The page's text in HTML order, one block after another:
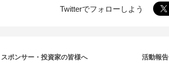
Twitterでフォローしよう
スポンサー・投資家の皆様へ
活動報告